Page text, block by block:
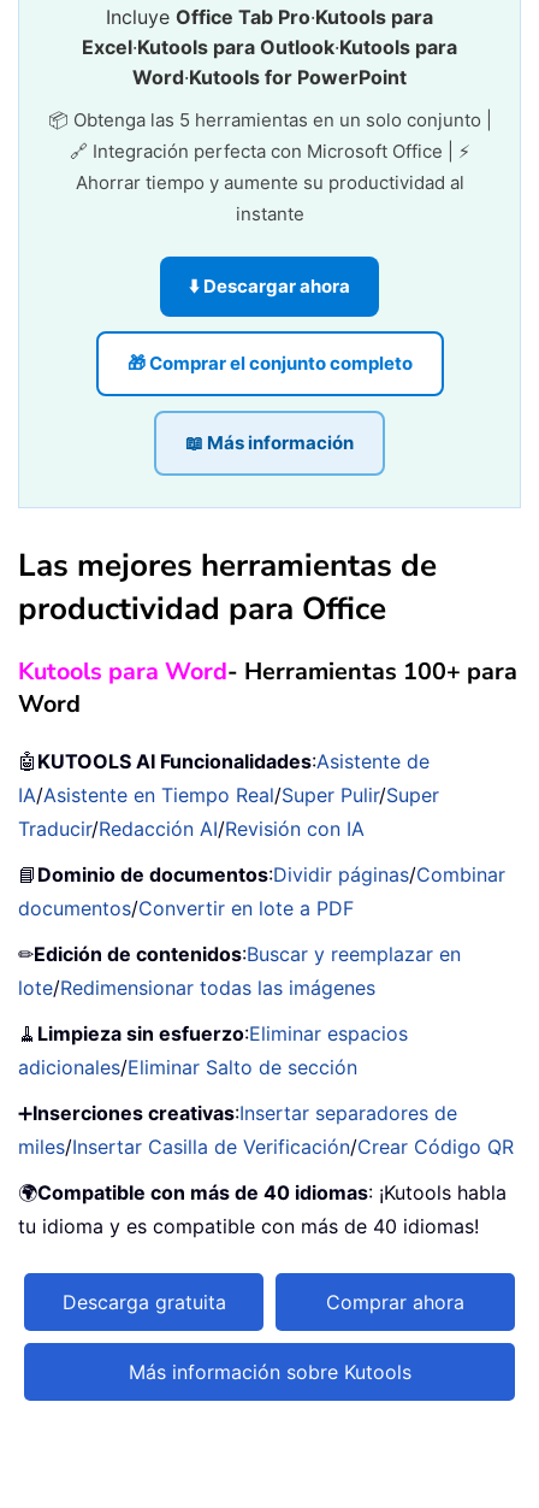
Incluye Office Tab Pro·Kutools para
Excel·Kutools para Outlook·Kutools para
Word·Kutools for PowerPoint
📦 Obtenga las 5 herramientas en un solo conjunto |
🔗 Integración perfecta con Microsoft Office | ⚡
Ahorrar tiempo y aumente su productividad al
instante
⬇️ Descargar ahora
🎁 Comprar el conjunto completo
📖 Más información
Las mejores herramientas de
productividad para Office
Kutools para Word- Herramientas 100+ para
Word
🤖 KUTOOLS AI Funcionalidades:Asistente de
IA/Asistente en Tiempo Real/Super Pulir/Super
Traducir/Redacción AI/Revisión con IA
📘 Dominio de documentos:Dividir páginas/Combinar
documentos/Convertir en lote a PDF
✏Edición de contenidos:Buscar y reemplazar en
lote/Redimensionar todas las imágenes
🧹 Limpieza sin esfuerzo:Eliminar espacios
adicionales/Eliminar Salto de sección
➕Inserciones creativas:Insertar separadores de
miles/Insertar Casilla de Verificación/Crear Código QR
🌍Compatible con más de 40 idiomas: ¡Kutools habla
tu idioma y es compatible con más de 40 idiomas!
Descarga gratuita Comprar ahora
Más información sobre Kutools